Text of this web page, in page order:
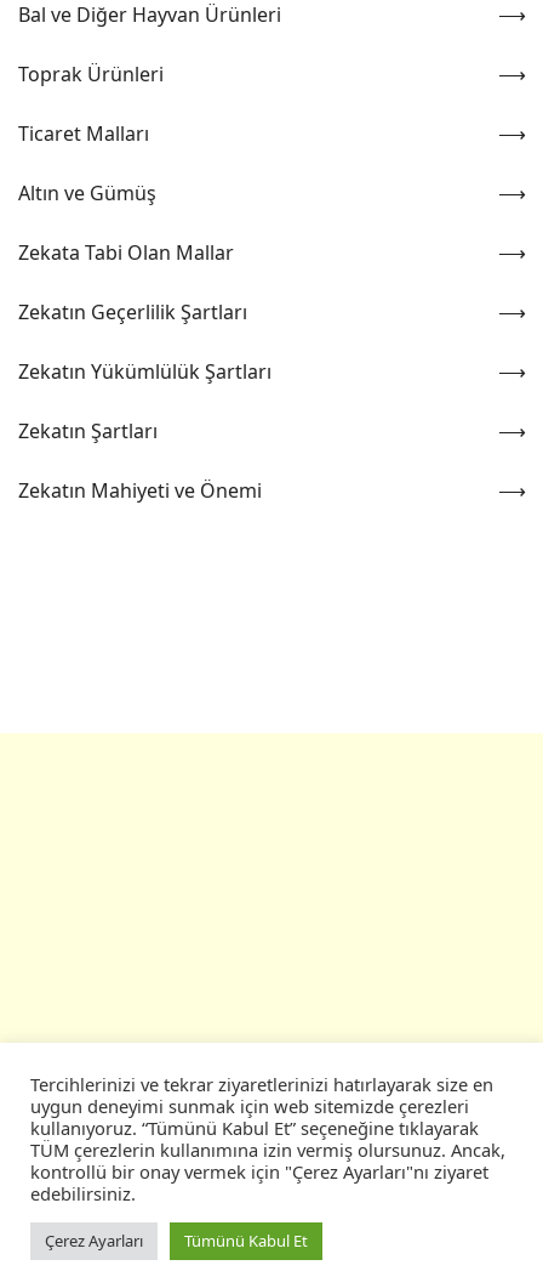
Bal ve Diğer Hayvan Ürünleri
Toprak Ürünleri
Ticaret Malları
Altın ve Gümüş
Zekata Tabi Olan Mallar
Zekatın Geçerlilik Şartları
Zekatın Yükümlülük Şartları
Zekatın Şartları
Zekatın Mahiyeti ve Önemi
Tercihlerinizi ve tekrar ziyaretlerinizi hatırlayarak size en
uygun deneyimi sunmak için web sitemizde çerezleri
kullanıyoruz. “Tümünü Kabul Et” seçeneğine tıklayarak
TÜM çerezlerin kullanımına izin vermiş olursunuz. Ancak,
kontrollü bir onay vermek için "Çerez Ayarları"nı ziyaret
edebilirsiniz.
Çerez Ayarları Tümünü Kabul Et